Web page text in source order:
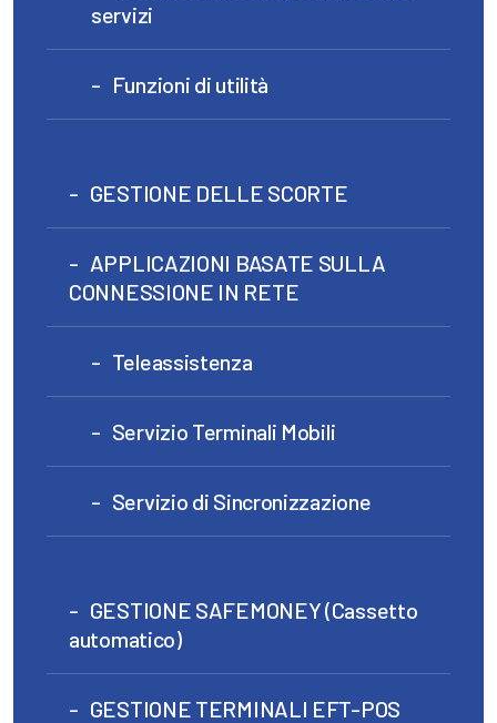
servizi
Funzioni di utilità
GESTIONE DELLE SCORTE
APPLICAZIONI BASATE SULLA
CONNESSIONE IN RETE
Teleassistenza
Servizio Terminali Mobili
Servizio di Sincronizzazione
GESTIONE SAFEMONEY (Cassetto
automatico)
GESTIONE TERMINALI EFT-POS